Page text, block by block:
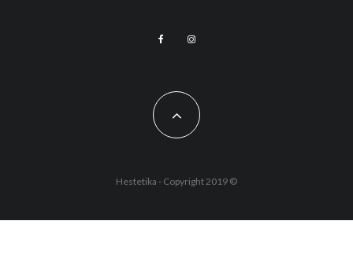
Hestetika - Copyright 2019 ©